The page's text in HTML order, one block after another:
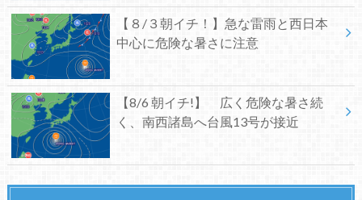
【８/３朝イチ！】急な雷雨と西日本
中心に危険な暑さに注意
【8/6 朝イチ!】 広く危険な暑さ続
く、南西諸島へ台風13号が接近